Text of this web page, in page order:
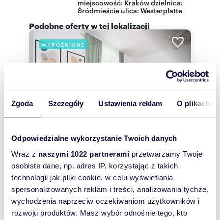
Zgoda Szczegóły Ustawienia reklam O plikach
Odpowiedzialne wykorzystanie Twoich danych
Wraz z naszymi 1022 partnerami przetwarzamy Twoje
osobiste dane, np. adres IP, korzystając z takich
technologii jak pliki cookie, w celu wyświetlania
spersonalizowanych reklam i treści, analizowania tychże,
wychodzenia naprzeciw oczekiwaniom użytkowników i
rozwoju produktów. Masz wybór odnośnie tego, kto
miejscowość: Krakówdzielnica:
Śródmieście ulica: Westerplatte
Podobne oferty w tej lokalizacji
WYRÓŻNIONE
73,19 m2 3 47zł/m2
mieszkania w sercu Nowej Huty
3 470 zł/mc + czynsz: 1 200 zł